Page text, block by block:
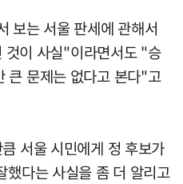
보는 서울 판세에 관해서
것이 사실"이라면서도 "승
큰 문제는 없다고 본다"고
서울 시민에게 정 후보가
했다는 사실을 좀 더 알리고